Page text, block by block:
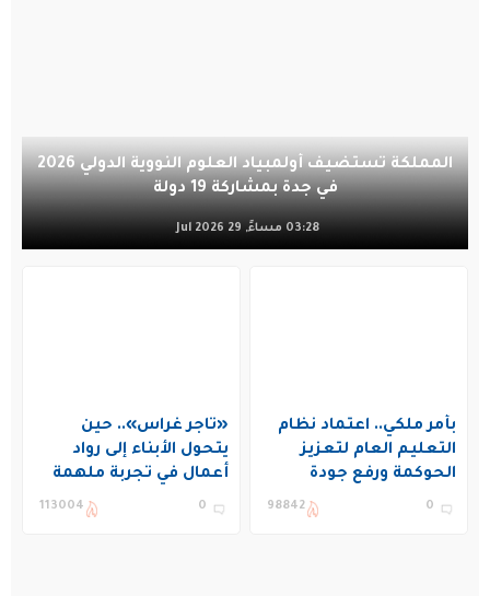
المملكة تستضيف أولمبياد العلوم النووية الدولي 2026
في جدة بمشاركة 19 دولة
03:28 مساءً, 29 Jul 2026
بأمر ملكي.. اعتماد نظام
التعليم العام لتعزيز
الحوكمة ورفع جودة
التعليم في المملكة
0
98842
«تاجر غراس».. حين
يتحول الأبناء إلى رواد
أعمال في تجربة ملهمة
بنادي غراس الصيفي
0
113004